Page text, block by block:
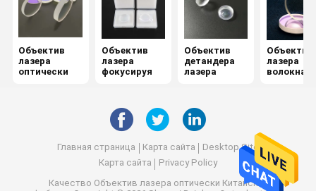
Оптика инфракрасн
Combiner луча
Объектив CCD
Объектив
лазера
оптически
Объектив
лазера
фокусируя
Объектив
детандера
лазера
Объектив
лазера
волокна
Главная страница Карта сайта
Desktop Site
Карта сайта
Privacy Policy
Качество Объектив лазера оптически Китайская